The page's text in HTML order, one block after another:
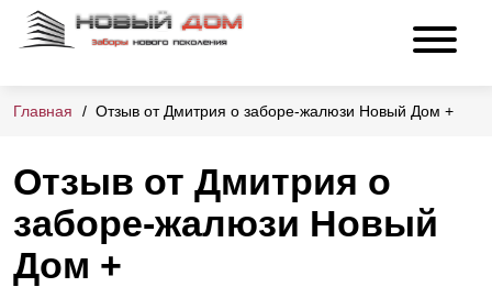
Главная Отзыв от Дмитрия о заборе-жалюзи Новый Дом +
Отзыв от Дмитрия о
заборе-жалюзи Новый
Дом +